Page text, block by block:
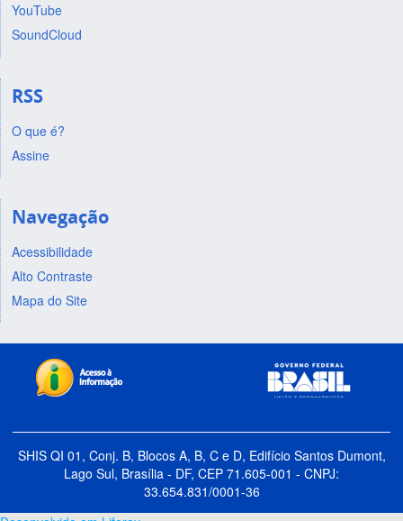
YouTube
SoundCloud
RSS
O que é?
Assine
Navegação
Acessibilidade
Alto Contraste
Mapa do Site
SHIS QI 01, Conj. B, Blocos A, B, C e D, Edifício Santos Dumont,
Lago Sul, Brasília - DF, CEP 71.605-001 - CNPJ:
33.654.831/0001-36